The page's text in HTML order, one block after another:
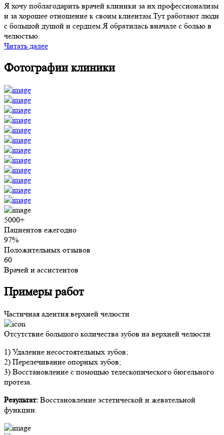
Я хочу поблагодарить врачей клиники за их профессионализм
и за хорошее отношение к своим клиентам.Тут работают люди
с большой душой и сердцем.Я обратилась вначале с болью в
челюстью.
Читать далее
Фотографии клиники
5000+
Пациентов ежегодно
97%
Положительных отзывов
60
Врачей и ассистентов
Примеры работ
Частичная адентия верхней челюсти
Отсутствие большого количества зубов на верхней челюсти
1) Удаление несостоятельных зубов;
2) Перелечивание опорных зубов;
3) Восстановление с помощью телескопического бюгельного
протеза.
Результат: Восстановление эстетической и жевательной
функции.